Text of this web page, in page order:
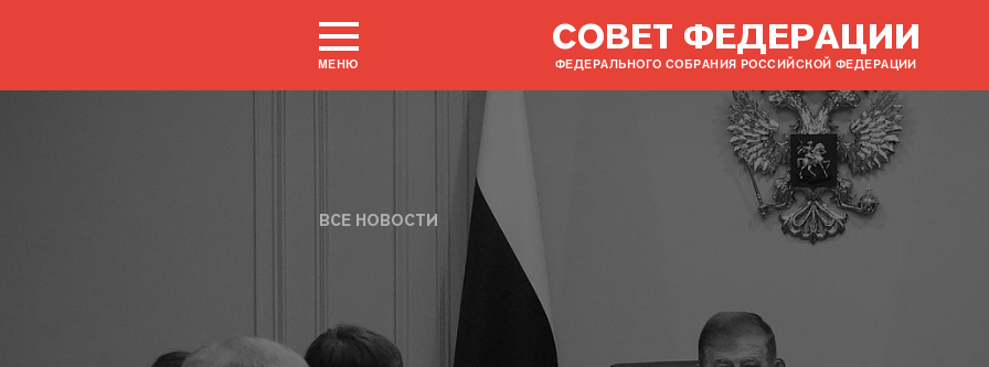
МЕНЮ
СОВЕТ ФЕДЕРАЦИИ
ФЕДЕРАЛЬНОГО СОБРАНИЯ РОССИЙСКОЙ ФЕДЕРАЦИИ
ВСЕ НОВОСТИ